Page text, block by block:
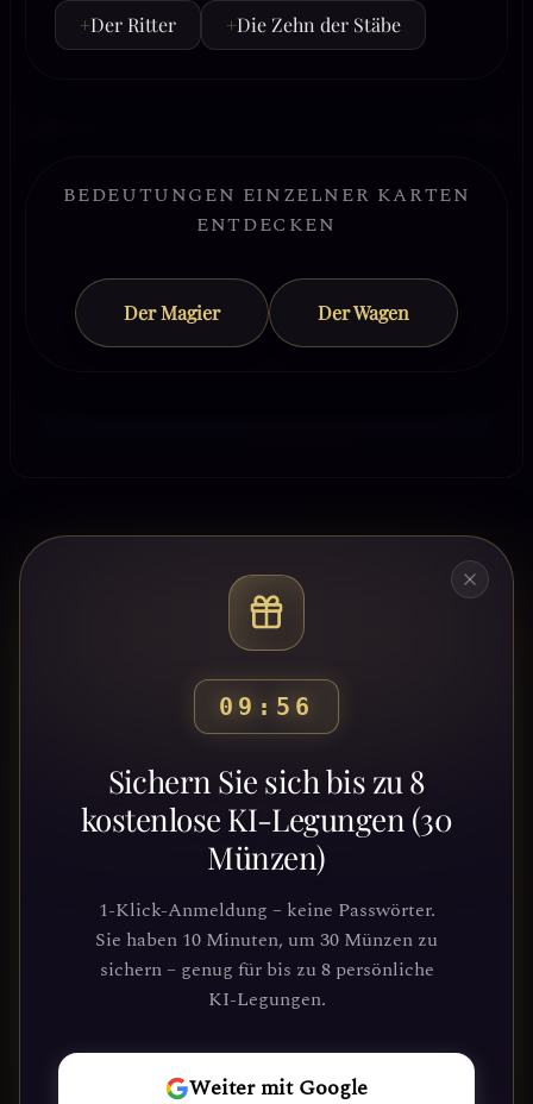
+Der Ritter +Die Zehn der Stäbe
BEDEUTUNGEN EINZELNER KARTEN
ENTDECKEN
Der Magier Der Wagen
09:52
Sichern Sie sich bis zu 8
kostenlose KI-Legungen (30
Münzen)
1-Klick-Anmeldung – keine Passwörter.
Sie haben 10 Minuten, um 30 Münzen zu
sichern – genug für bis zu 8 persönliche
KI-Legungen.
Weiter mit Google
Bereit, deinen Weg zu
entdecken?
Schließe dich Tausenden von
Suchenden an, die Klarheit und
Führung durch unsere Plattform
gefunden haben. Deine kosmische Reise
wartet.
REISE